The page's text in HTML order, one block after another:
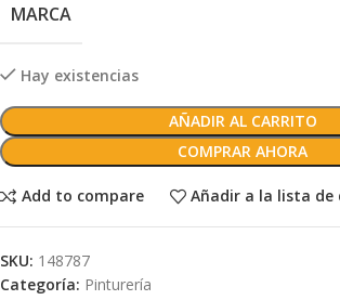
MARCA
Hay existencias
AÑADIR AL CARRITO
COMPRAR AHORA
Add to compare Añadir a la lista de
SKU: 148787
Categoría: Pinturería